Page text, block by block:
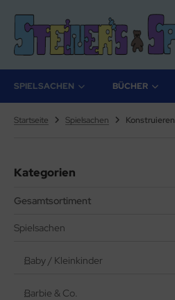
SPIELSACHEN BÜCHER
Startseite Spielsachen Konstruieren
Kategorien
Gesamtsortiment
Spielsachen
Baby / Kleinkinder
Barbie & Co.
ALLES ANZEIGEN AUS BÜCHER
ALLES ANZEIGEN AUS THEMENWELTEN